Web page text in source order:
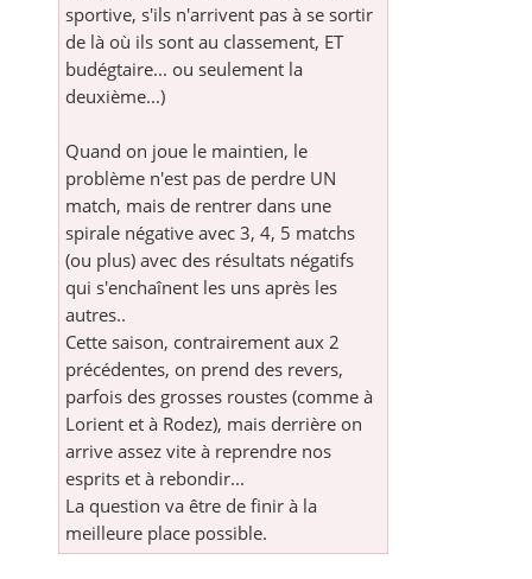
sportive, s'ils n'arrivent pas à se sortir
de là où ils sont au classement, ET
budégtaire... ou seulement la
deuxième...)
Quand on joue le maintien, le
problème n'est pas de perdre UN
match, mais de rentrer dans une
spirale négative avec 3, 4, 5 matchs
(ou plus) avec des résultats négatifs
qui s'enchaînent les uns après les
autres..
Cette saison, contrairement aux 2
précédentes, on prend des revers,
parfois des grosses roustes (comme à
Lorient et à Rodez), mais derrière on
arrive assez vite à reprendre nos
esprits et à rebondir...
La question va être de finir à la
meilleure place possible.